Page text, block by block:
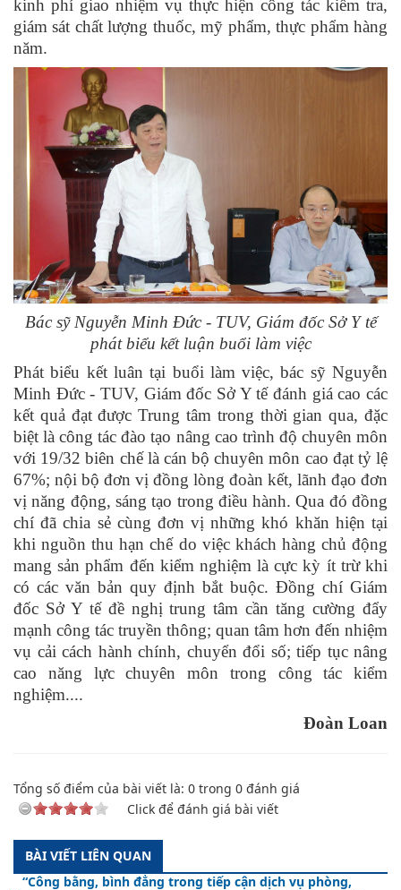
kinh phí giao nhiệm vụ thực hiện công tác kiểm tra,
giám sát chất lượng thuốc, mỹ phẩm, thực phẩm hàng
năm.
Bác sỹ Nguyễn Minh Đức - TUV, Giám đốc Sở Y tế
phát biểu kết luận buổi làm việc
Phát biểu kết luân tại buổi làm việc, bác sỹ Nguyễn
Minh Đức - TUV, Giám đốc Sở Y tế đánh giá cao các
kết quả đạt được Trung tâm trong thời gian qua, đặc
biệt là công tác đào tạo nâng cao trình độ chuyên môn
với 19/32 biên chế là cán bộ chuyên môn cao đạt tỷ lệ
67%; nội bộ đơn vị đồng lòng đoàn kết, lãnh đạo đơn
vị năng động, sáng tạo trong điều hành. Qua đó đồng
chí đã chia sẻ cùng đơn vị những khó khăn hiện tại
khi nguồn thu hạn chế do việc khách hàng chủ động
mang sản phẩm đến kiểm nghiệm là cực kỳ ít trừ khi
có các văn bản quy định bắt buộc. Đồng chí Giám
đốc Sở Y tế đề nghị trung tâm cần tăng cường đẩy
mạnh công tác truyền thông; quan tâm hơn đến nhiệm
vụ cải cách hành chính, chuyển đổi số; tiếp tục nâng
cao năng lực chuyên môn trong công tác kiểm
nghiệm....
Đoàn Loan
Tổng số điểm của bài viết là: 0 trong 0 đánh giá
Click để đánh giá bài viết
BÀI VIẾT LIÊN QUAN
“Công bằng, bình đẳng trong tiếp cận dịch vụ phòng,